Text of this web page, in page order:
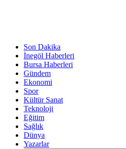
Son Dakika
İnegöl Haberleri
Bursa Haberleri
Gündem
Ekonomi
Spor
Kültür Sanat
Teknoloji
Eğitim
Sağlık
Dünya
Yazarlar